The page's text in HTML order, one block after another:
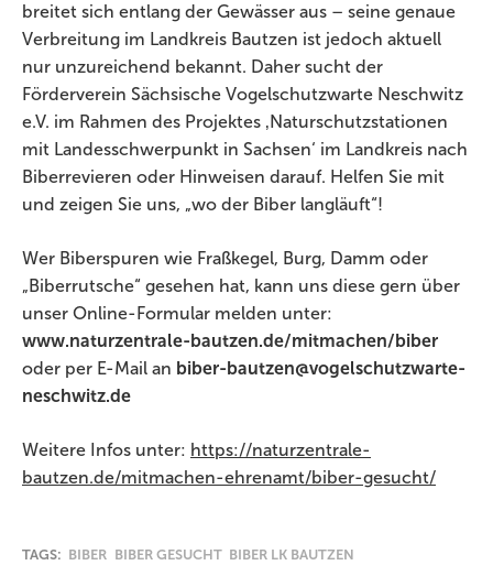
breitet sich entlang der Gewässer aus – seine genaue
Verbreitung im Landkreis Bautzen ist jedoch aktuell
nur unzureichend bekannt. Daher sucht der
Förderverein Sächsische Vogelschutzwarte Neschwitz
e.V. im Rahmen des Projektes ‚Naturschutzstationen
mit Landesschwerpunkt in Sachsen‘ im Landkreis nach
Biberrevieren oder Hinweisen darauf. Helfen Sie mit
und zeigen Sie uns, „wo der Biber langläuft“!
Wer Biberspuren wie Fraßkegel, Burg, Damm oder
„Biberrutsche“ gesehen hat, kann uns diese gern über
unser Online-Formular melden unter:
www.naturzentrale-bautzen.de/mitmachen/biber
oder per E-Mail an biber-bautzen@vogelschutzwarte-
neschwitz.de
Weitere Infos unter: https://naturzentrale-
bautzen.de/mitmachen-ehrenamt/biber-gesucht/
TAGS: BIBER BIBER GESUCHT BIBER LK BAUTZEN